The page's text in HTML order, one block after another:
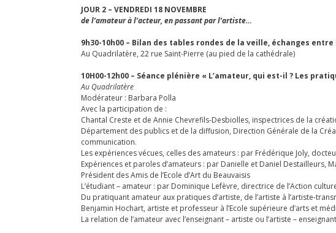
JOUR 2 – VENDREDI 18 NOVEMBRE
de l’amateur à l’acteur, en passant par l’artiste…
9h30-10h00 – Bilan des tables rondes de la veille, échanges
Au Quadrilatère, 22 rue Saint-Pierre (au pied de la cathédrale)
10H00-12h00 – Séance plénière « L’amateur, qui est-il ? Les
Au Quadrilatère
Modérateur : Barbara Polla
Avec la participation de :
Chantal Creste et de Annie Chevrefils-Desbiolles, inspectrices de la
Département des publics et de la diffusion, Direction Générale de la
communication.
Les expériences vécues, celles des amateurs : par Frédérique Joly,
Expériences et paroles d’amateurs : par Danielle et Daniel Destailleurs,
Président des Amis de l’Ecole d’Art du Beauvaisis
L’étudiant – amateur : par Dominique Lefèvre, directrice de l’Action
Du pratiquant amateur aux pratiques d’artiste, de l’artiste à l’artiste-
Benjamin Hochart, artiste et professeur à l’Ecole supérieure d’arts et
La relation de l’amateur avec l’enseignant – artiste ou l’artiste –